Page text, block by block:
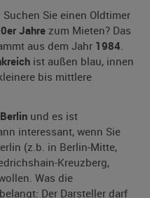
Sie einen Oldtimer
Jahrezum Mieten? Das
aus dem Jahr 1984.
ist außen blau, innen
bis mittlere
Berlin und es ist
interessant, wenn Sie
(z.b. in Berlin-Mitte,
Kreuzberg,
Was die
Der Darsteller darf